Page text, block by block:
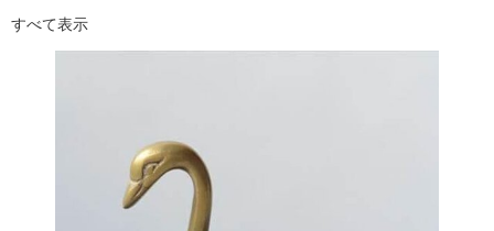
すべて表示